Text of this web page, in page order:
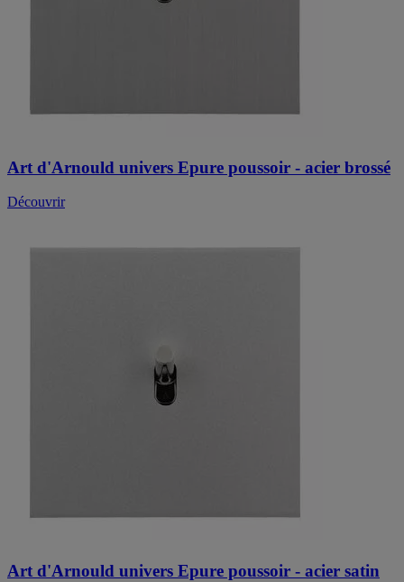
Art d'Arnould univers Epure poussoir - acier brossé
Découvrir
Art d'Arnould univers Epure poussoir - acier satin